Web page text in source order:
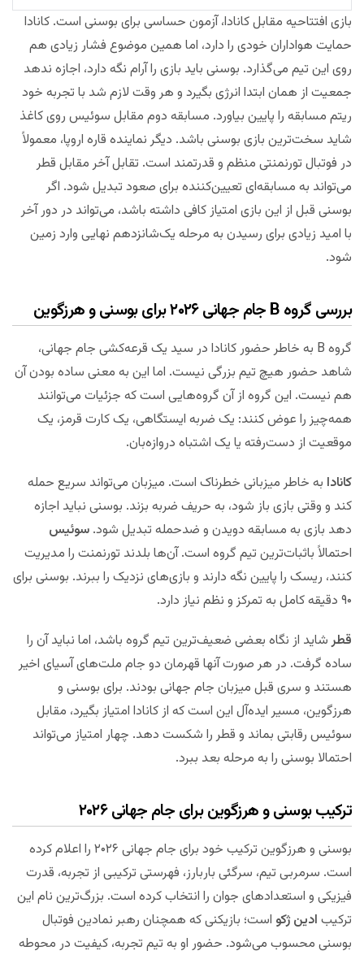
بازی افتتاحیه مقابل کانادا، آزمون حساسی برای بوسنی است. کانادا
حمایت هواداران خودی را دارد، اما همین موضوع فشار زیادی هم
روی این تیم می‌گذارد. بوسنی باید بازی را آرام نگه دارد، اجازه ندهد
جمعیت از همان ابتدا انرژی بگیرد و هر وقت لازم شد با تجربه خود
ریتم مسابقه را پایین بیاورد. مسابقه دوم مقابل سوئیس روی کاغذ
شاید سخت‌ترین بازی بوسنی باشد. دیگر نماینده قاره اروپا، معمولاً
در فوتبال تورنمنتی منظم و قدرتمند است. تقابل آخر مقابل قطر
می‌تواند به مسابقه‌ای تعیین‌کننده برای صعود تبدیل شود. اگر
بوسنی قبل از این بازی امتیاز کافی داشته باشد، می‌تواند در دور آخر
با امید زیادی برای رسیدن به مرحله یک‌شانزدهم نهایی وارد زمین
شود.
بررسی گروه B جام جهانی ۲۰۲۶ برای بوسنی و هرزگوین
گروه B به خاطر حضور کانادا در سید یک قرعه‌کشی جام جهانی،
شاهد حضور هیچ تیم بزرگی نیست. اما این به معنی ساده بودن آن
هم نیست. این گروه از آن گروه‌هایی است که جزئیات می‌توانند
همه‌چیز را عوض کنند: یک ضربه ایستگاهی، یک کارت قرمز، یک
موقعیت از دست‌رفته یا یک اشتباه دروازه‌بان.
کانادا به خاطر میزبانی خطرناک است. میزبان می‌تواند سریع حمله
کند و وقتی بازی باز شود، به حریف ضربه بزند. بوسنی نباید اجازه
دهد بازی به مسابقه دویدن و ضدحمله تبدیل شود. سوئیس
احتمالاً باثبات‌ترین تیم گروه است. آن‌ها بلدند تورنمنت را مدیریت
کنند، ریسک را پایین نگه دارند و بازی‌های نزدیک را ببرند. بوسنی برای
۹۰ دقیقه کامل به تمرکز و نظم نیاز دارد.
قطرشاید از نگاه بعضی ضعیف‌ترین تیم گروه باشد، اما نباید آن را
ساده گرفت. در هر صورت آنها قهرمان دو جام ملت‌های آسیای اخیر
هستند و سری قبل میزبان جام جهانی بودند. برای بوسنی و
هرزگوین، مسیر ایده‌آل این است که از کانادا امتیاز بگیرد، مقابل
سوئیس رقابتی بماند و قطر را شکست دهد. چهار امتیاز می‌تواند
احتمالا بوسنی را به مرحله بعد ببرد.
ترکیب بوسنی و هرزگوین برای جام جهانی ۲۰۲۶
بوسنی و هرزگوین ترکیب خود برای جام جهانی ۲۰۲۶ را اعلام کرده
است. سرمربی تیم، سرگئی باربارز، فهرستی ترکیبی از تجربه، قدرت
فیزیکی و استعدادهای جوان را انتخاب کرده است. بزرگ‌ترین نام این
ترکیب ادین ژکو است؛ بازیکنی که همچنان رهبر نمادین فوتبال
بوسنی محسوب می‌شود. حضور او به تیم تجربه، کیفیت در محوطه